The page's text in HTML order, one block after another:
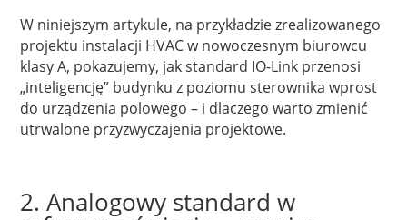
W niniejszym artykule, na przykładzie zrealizowanego
projektu instalacji HVAC w nowoczesnym biurowcu
klasy A, pokazujemy, jak standard IO-Link przenosi
„inteligencję” budynku z poziomu sterownika wprost
do urządzenia polowego – i dlaczego warto zmienić
utrwalone przyzwyczajenia projektowe.
2. Analogowy standard w